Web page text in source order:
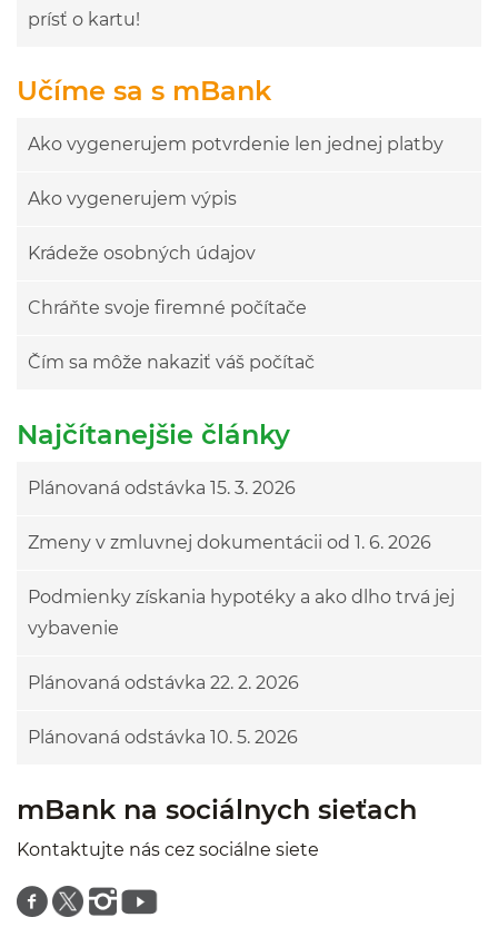
prísť o kartu!
Učíme sa s mBank
Ako vygenerujem potvrdenie len jednej platby
Ako vygenerujem výpis
Krádeže osobných údajov
Chráňte svoje firemné počítače
Čím sa môže nakaziť váš počítač
Najčítanejšie články
Plánovaná odstávka 15. 3. 2026
Zmeny v zmluvnej dokumentácii od 1. 6. 2026
Podmienky získania hypotéky a ako dlho trvá jej
vybavenie
Plánovaná odstávka 22. 2. 2026
Plánovaná odstávka 10. 5. 2026
mBank na sociálnych sieťach
Kontaktujte nás cez sociálne siete
Znajdź nas na facebooku
Znajdź nas na twitterze
Znajdź nas na instagramie
Znajdź nas na youtube